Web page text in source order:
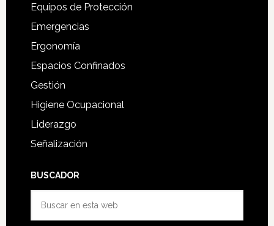
Equipos de Protección
Emergencias
Ergonomía
Espacios Confinados
Gestión
Higiene Ocupacional
Liderazgo
Señalización
BUSCADOR